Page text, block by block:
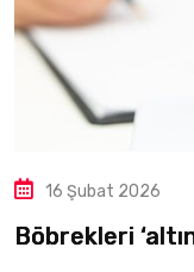
16 Şubat 2026
Böbrekleri